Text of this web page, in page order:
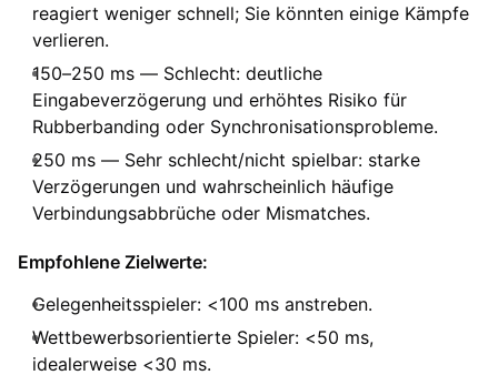
reagiert weniger schnell; Sie könnten einige Kämpfe
verlieren.
150–250 ms — Schlecht: deutliche
Eingabeverzögerung und erhöhtes Risiko für
Rubberbanding oder Synchronisationsprobleme.
250 ms — Sehr schlecht/nicht spielbar: starke
Verzögerungen und wahrscheinlich häufige
Verbindungsabbrüche oder Mismatches.
Empfohlene Zielwerte:
Gelegenheitsspieler: <100 ms anstreben.
Wettbewerbsorientierte Spieler: <50 ms,
idealerweise <30 ms.